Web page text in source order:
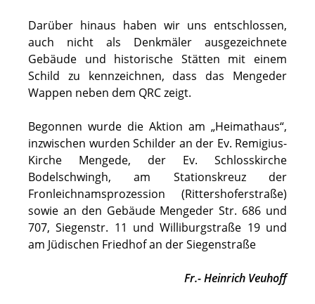
Darüber hinaus haben wir uns entschlossen,
auch nicht als Denkmäler ausgezeichnete
Gebäude und historische Stätten mit einem
Schild zu kennzeichnen, dass das Mengeder
Wappen neben dem QRC zeigt.
Begonnen wurde die Aktion am „Heimathaus“,
inzwischen wurden Schilder an der Ev. Remigius-
Kirche Mengede, der Ev. Schlosskirche
Bodelschwingh, am Stationskreuz der
Fronleichnamsprozession (Rittershoferstraße)
sowie an den Gebäude Mengeder Str. 686 und
707, Siegenstr. 11 und Williburgstraße 19 und
am Jüdischen Friedhof an der Siegenstraße
Fr.- Heinrich Veuhoff